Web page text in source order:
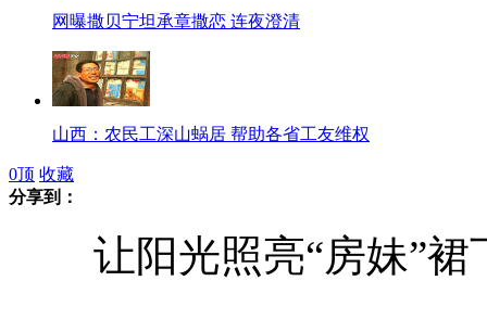
网曝撒贝宁坦承章撒恋 连夜澄清
山西：农民工深山蜗居 帮助各省工友维权
中国最南端气象局施放探空气球
0顶 收藏
分享到：
让阳光照亮“房妹”裙